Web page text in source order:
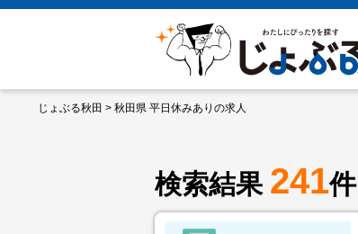
じょぶる秋田 > 秋田県 平日休みありの求人
検索結果 241件